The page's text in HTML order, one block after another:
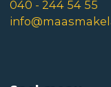
040 - 244 54 55